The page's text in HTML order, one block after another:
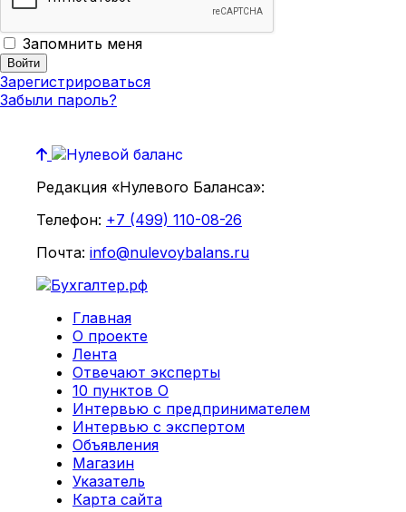
Запомнить меня
Зарегистрироваться
Забыли пароль?
Редакция «Нулевого Баланса»:
Телефон: +7 (499) 110-08-26
Почта: info@nulevoybalans.ru
Главная
О проекте
Лента
Отвечают эксперты
10 пунктов О
Интервью с предпринимателем
Интервью с экспертом
Объявления
Магазин
Указатель
Карта сайта